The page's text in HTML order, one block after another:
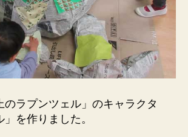
のラプンツェル」のキャラクタ
を作りました。